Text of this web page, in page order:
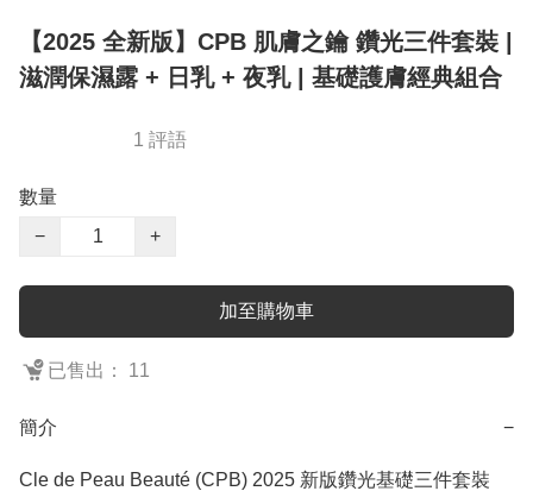
【2025 全新版】CPB 肌膚之鑰 鑽光三件套裝 |
滋潤保濕露 + 日乳 + 夜乳 | 基礎護膚經典組合
1 評語
數量
−
+
加至購物車
已售出： 11
簡介 −
Cle de Peau Beauté (CPB) 2025 新版鑽光基礎三件套裝